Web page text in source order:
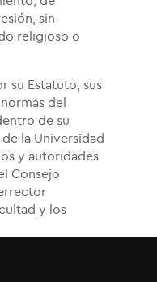
sin
religioso o
su Estatuto, sus
del
de su
la Universidad
y autoridades
Consejo
y los